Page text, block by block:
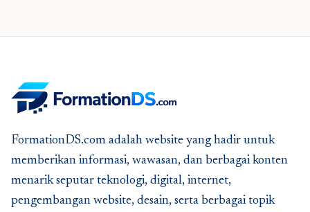
FormationDS.com adalah website yang hadir untuk
memberikan informasi, wawasan, dan berbagai konten
menarik seputar teknologi, digital, internet,
pengembangan website, desain, serta berbagai topik